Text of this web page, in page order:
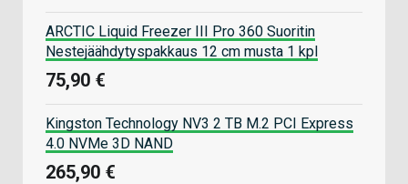
ARCTIC Liquid Freezer III Pro 360 Suoritin
Nestejäähdytyspakkaus 12 cm musta 1 kpl
75,90 €
Kingston Technology NV3 2 TB M.2 PCI Express
4.0 NVMe 3D NAND
265,90 €